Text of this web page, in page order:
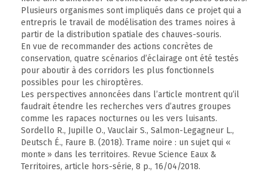
Plusieurs organismes sont impliqués dans ce projet qui a
entrepris le travail de modélisation des trames noires à
partir de la distribution spatiale des chauves-souris.
En vue de recommander des actions concrètes de
conservation, quatre scénarios d’éclairage ont été testés
pour aboutir à des corridors les plus fonctionnels
possibles pour les chiroptères.
Les perspectives annoncées dans l’article montrent qu’il
faudrait étendre les recherches vers d’autres groupes
comme les rapaces nocturnes ou les vers luisants.
Sordello R., Jupille O., Vauclair S., Salmon-Legagneur L.,
Deutsch É., Faure B. (2018). Trame noire : un sujet qui «
monte » dans les territoires. Revue Science Eaux &
Territoires, article hors-série, 8 p., 16/04/2018.